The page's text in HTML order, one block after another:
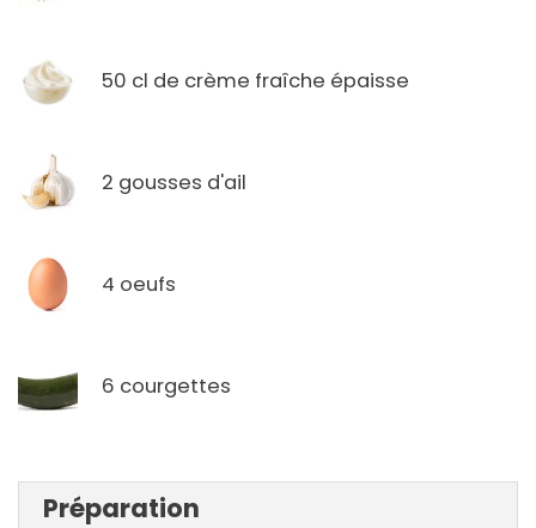
50 cl de crème fraîche épaisse
2 gousses d'ail
4 oeufs
6 courgettes
Préparation